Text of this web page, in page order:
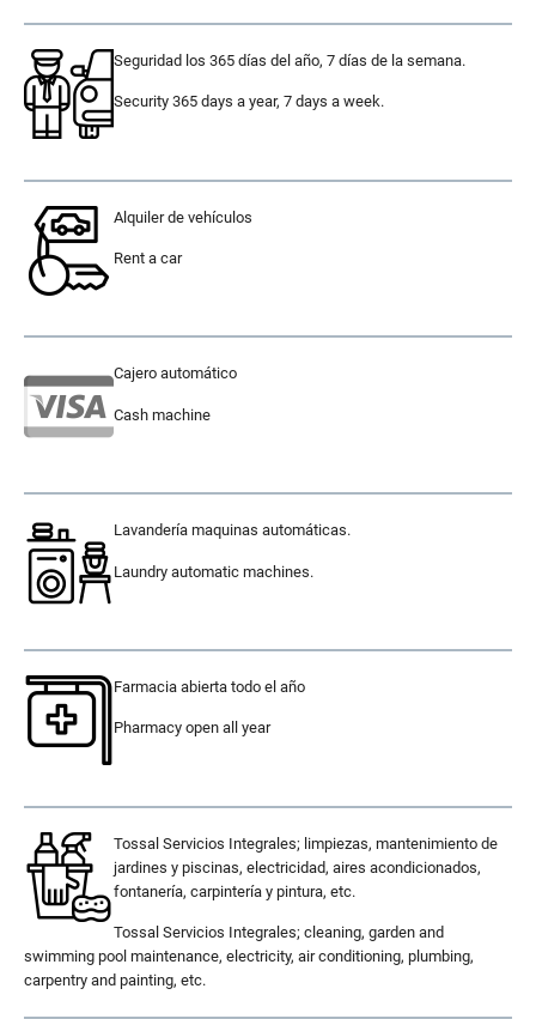
Seguridad los 365 días del año, 7 días de la semana.
Security 365 days a year, 7 days a week.
Alquiler de vehículos
Rent a car
Cajero automático
Cash machine
Lavandería maquinas automáticas.
Laundry automatic machines.
Farmacia abierta todo el año
Pharmacy open all year
Tossal Servicios Integrales; limpiezas, mantenimiento de
jardines y piscinas, electricidad, aires acondicionados,
fontanería, carpintería y pintura, etc.
Tossal Servicios Integrales; cleaning, garden and
swimming pool maintenance, electricity, air conditioning, plumbing,
carpentry and painting, etc.